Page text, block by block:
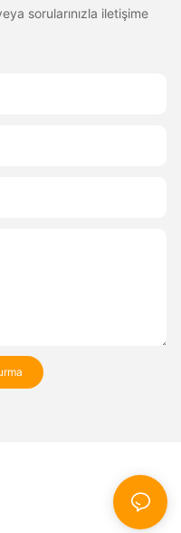
sorularınızla iletişime